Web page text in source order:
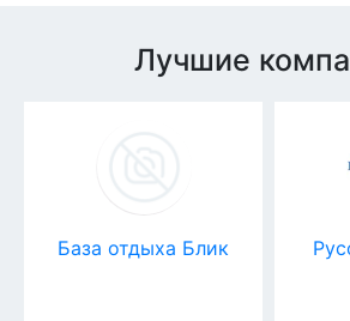
Лучшие
База отдыха Блик